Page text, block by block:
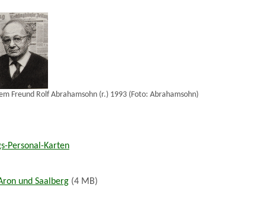
Freund Rolf Abrahamsohn (r.) 1993 (Foto: Abrahamsohn)
Personal-Karten
und Saalberg (4 MB)